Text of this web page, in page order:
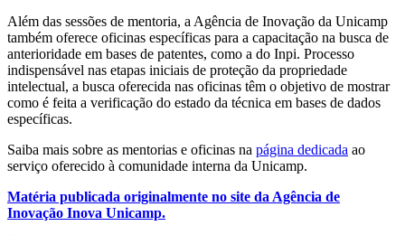
Além das sessões de mentoria, a Agência de Inovação da Unicamp
também oferece oficinas específicas para a capacitação na busca de
anterioridade em bases de patentes, como a do Inpi. Processo
indispensável nas etapas iniciais de proteção da propriedade
intelectual, a busca oferecida nas oficinas têm o objetivo de mostrar
como é feita a verificação do estado da técnica em bases de dados
específicas.
Saiba mais sobre as mentorias e oficinas na página dedicada ao
serviço oferecido à comunidade interna da Unicamp.
Matéria publicada originalmente no site da Agência de
Inovação Inova Unicamp.